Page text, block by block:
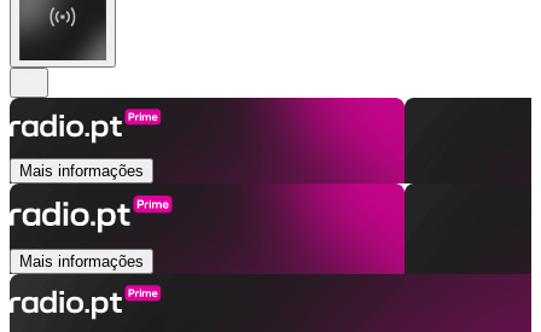
Mais informações
Mais informações